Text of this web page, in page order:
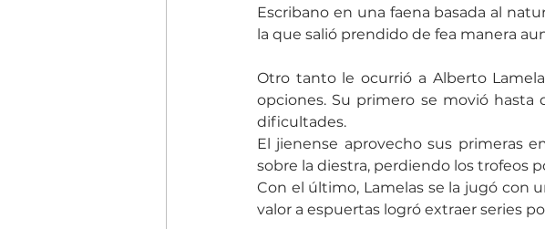
Escribano en una faena basada al
la que salió prendido de fea manera
Otro tanto le ocurrió a Alberto
opciones. Su primero se movió hasta
dificultades.
El jienense aprovecho sus primeras
sobre la diestra, perdiendo los trofeos
Con el último, Lamelas se la jugó con
valor a espuertas logró extraer series